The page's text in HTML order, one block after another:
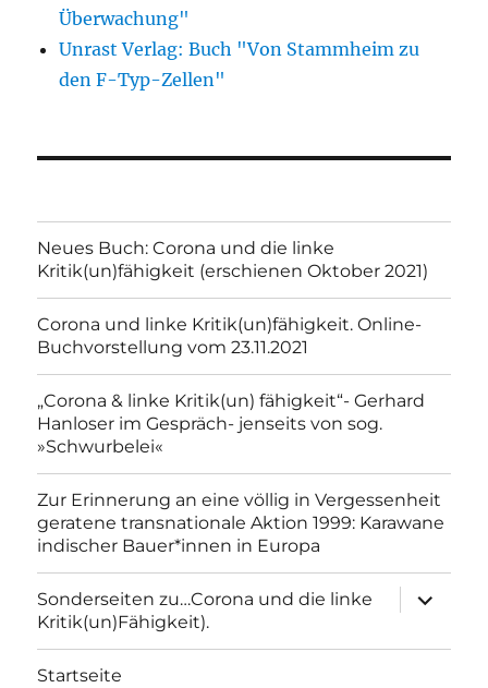
Überwachung"
Unrast Verlag: Buch "Von Stammheim zu
den F-Typ-Zellen"
Neues Buch: Corona und die linke
Kritik(un)fähigkeit (erschienen Oktober 2021)
Corona und linke Kritik(un)fähigkeit. Online-
Buchvorstellung vom 23.11.2021
„Corona & linke Kritik(un) fähigkeit“- Gerhard
Hanloser im Gespräch- jenseits von sog.
»Schwurbelei«
Zur Erinnerung an eine völlig in Vergessenheit
geratene transnationale Aktion 1999: Karawane
indischer Bauer*innen in Europa
Sonderseiten zu…Corona und die linke
Kritik(un)Fähigkeit).
anzeigen
Startseite